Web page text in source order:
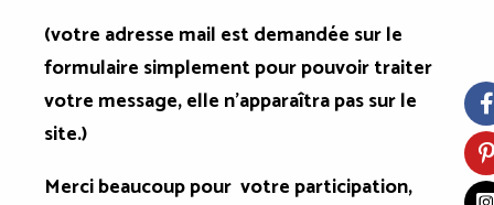
(votre adresse mail est demandée sur le
formulaire simplement pour pouvoir traiter
votre message, elle n'apparaîtra pas sur le
site.)
Merci beaucoup pour votre participation,